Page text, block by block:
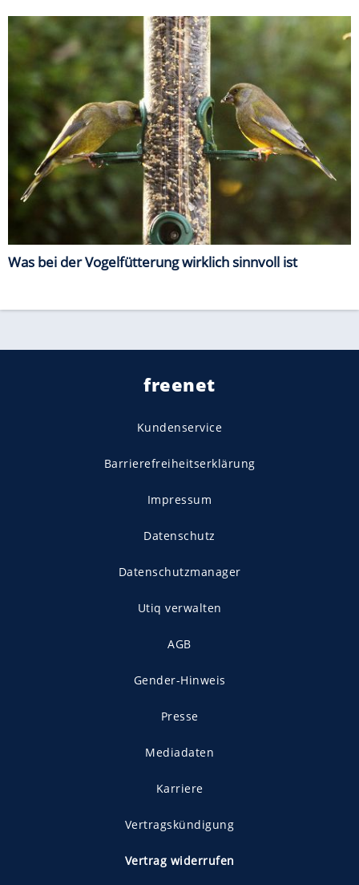
Was bei der Vogelfütterung wirklich sinnvoll ist
freenet
Kundenservice
Barrierefreiheitserklärung
Impressum
Datenschutz
Datenschutzmanager
Utiq verwalten
AGB
Gender-Hinweis
Presse
Mediadaten
Karriere
Vertragskündigung
Vertrag widerrufen